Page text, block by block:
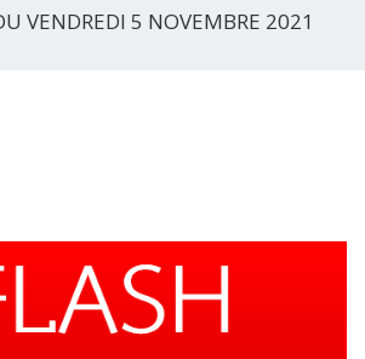
VENDREDI 5 NOVEMBRE 2021